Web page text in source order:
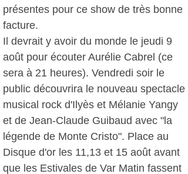
présentes pour ce show de très bonne
facture.
Il devrait y avoir du monde le jeudi 9
août pour écouter Aurélie Cabrel (ce
sera à 21 heures). Vendredi soir le
public découvrira le nouveau spectacle
musical rock d'Ilyès et Mélanie Yangy
et de Jean-Claude Guibaud avec "la
légende de Monte Cristo". Place au
Disque d'or les 11,13 et 15 août avant
que les Estivales de Var Matin fassent